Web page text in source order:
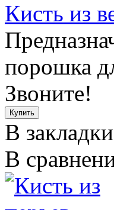
Кисть из
порошка
Звоните!
В закладки
В